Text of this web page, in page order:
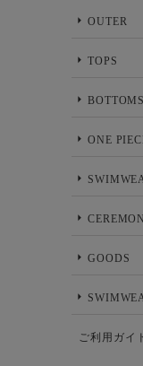
OUTER
TOPS
BOTTOMS
ONE
GOODS
ご利用ガイ